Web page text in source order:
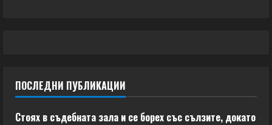
ПОСЛЕДНИ ПУБЛИКАЦИИ
Стоях в съдебната зала и се борех със сълзите, докато